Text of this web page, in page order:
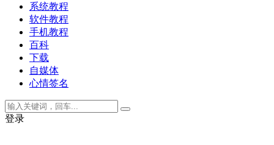
系统教程
软件教程
手机教程
百科
下载
自媒体
心情签名
登录